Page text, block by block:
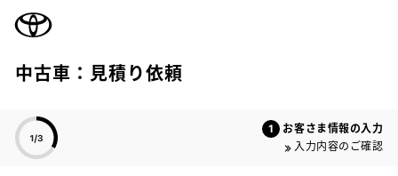
中古車：見積り依頼
お客さま情報の入力
入力内容のご確認